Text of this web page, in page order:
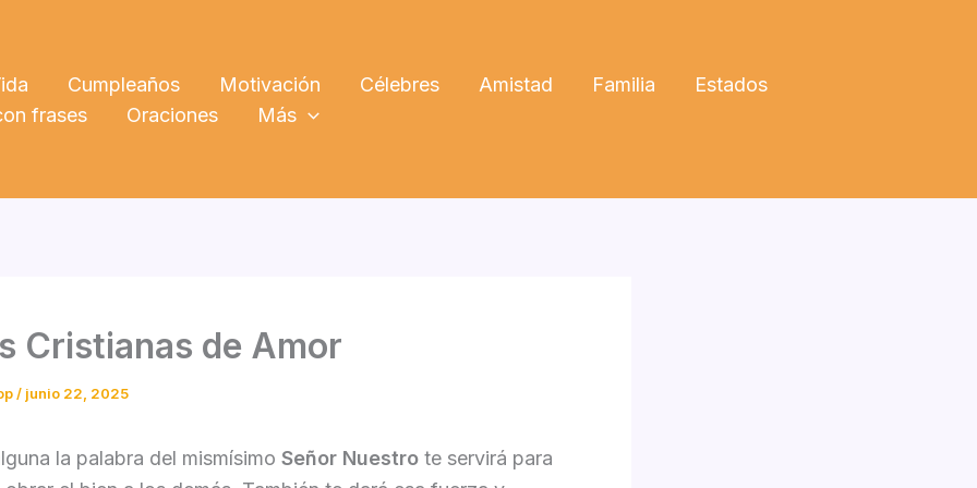
Cumpleaños Motivación Célebres Amistad Familia
Estados
frases
Oraciones Más
Cristianas de Amor
/ junio 22, 2025
la palabra del mismísimo Señor Nuestro te servirá para